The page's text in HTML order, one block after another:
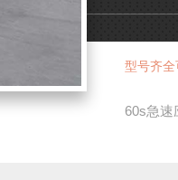
型号齐
60s急速